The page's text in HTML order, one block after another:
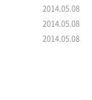
2014.05.08
2014.05.08
2014.05.08